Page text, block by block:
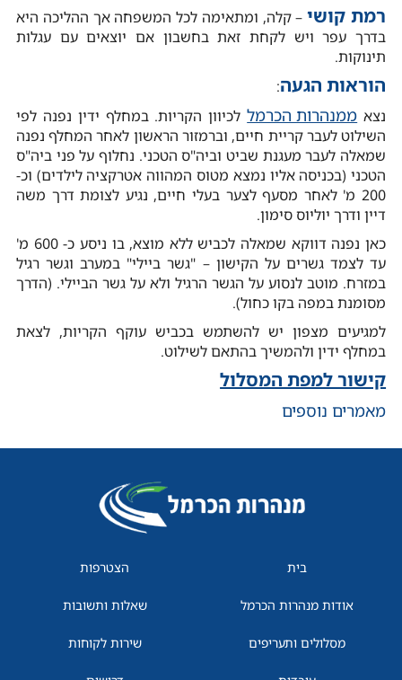
רמת קושי– קלה, ומתאימה לכל המשפחה אך ההליכה היא
בדרך עפר ויש לקחת זאת בחשבון אם יוצאים עם עגלות
תינוקות.
הוראות הגעה:
נצא ממנהרות הכרמללכיוון הקריות. במחלף ידין נפנה לפי
השילוט לעבר קריית חיים, וברמזור הראשון לאחר המחלף נפנה
שמאלה לעבר מעגנת שביט וביה"ס הטכני. נחלוף על פני ביה"ס
הטכני (בכניסה אליו נמצא מטוס המהווה אטרקציה לילדים) וכ-
200 מ' לאחר מסעף לצער בעלי חיים, נגיע לצומת דרך משה
דיין ודרך יוליוס סימון.
כאן נפנה דווקא שמאלה לכביש ללא מוצא, בו ניסע כ- 600 מ'
עד לצמד גשרים על הקישון – "גשר ביילי" במערב וגשר רגיל
במזרח. מוטב לנסוע על הגשר הרגיל ולא על גשר הביילי. (הדרך
מסומנת במפה בקו כחול).
למגיעים מצפון יש להשתמש בכביש עוקף הקריות, לצאת
במחלף ידין ולהמשיך בהתאם לשילוט.
קישור למפת המסלול
מאמרים נוספים
בית
אודות מנהרות הכרמל
מסלולים ותעריפים
הצטרפות
שאלות ותשובות
שירות לקוחות